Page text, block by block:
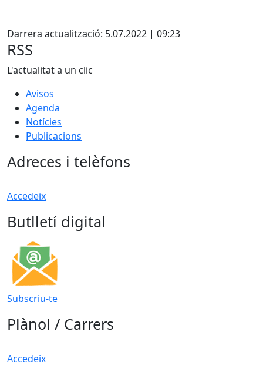
Darrera actualització: 5.07.2022 | 09:23
RSS
L'actualitat a un clic
Avisos
Agenda
Notícies
Publicacions
Adreces i telèfons
Accedeix
Butlletí digital
Subscriu-te
Plànol / Carrers
Accedeix